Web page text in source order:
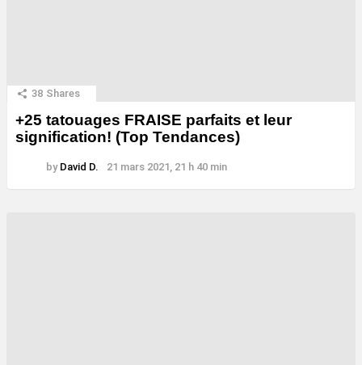
38 Shares
+25 tatouages ​​FRAISE parfaits et leur
signification! (Top Tendances)
by David D. 21 mars 2021, 21 h 40 min